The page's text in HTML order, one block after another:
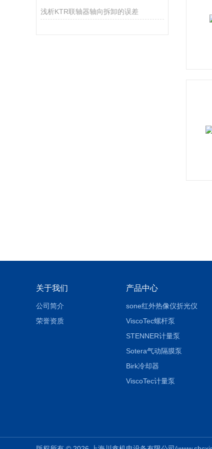
浅析KTR联轴器轴向拆卸的误差
关于我们
公司简介
荣誉资质
产品中心
sone红外热像仪折光仪
ViscoTec螺杆泵
STENNER计量泵
Sotera气动隔膜泵
Birk冷却器
ViscoTec计量泵